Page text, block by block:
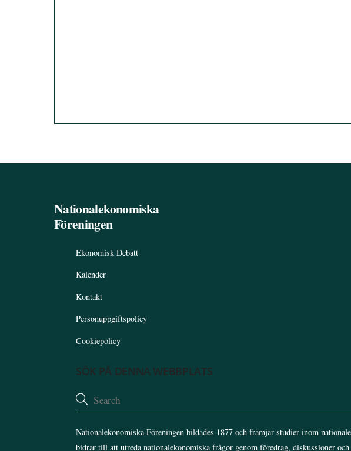
Nationalekonomiska
Föreningen
Ekonomisk Debatt
Kalender
Kontakt
Personuppgiftspolicy
Cookiepolicy
SÖK PÅ DENNA WEBBPLATS
Nationalekonomiska Föreningen bildades 1877 och främjar studier inom
bidrar till att utreda nationalekonomiska frågor genom föredrag, diskussioner